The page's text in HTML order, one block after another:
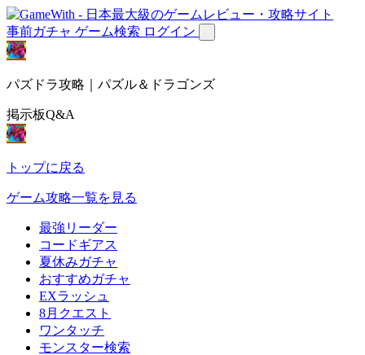
事前ガチャ ゲーム検索 ログイン
パズドラ攻略｜パズル＆ドラゴンズ
掲示板Q&A
トップに戻る
ゲーム攻略一覧を見る
最強リーダー
コードギアス
夏休みガチャ
おすすめガチャ
EXラッシュ
8月クエスト
ワンタッチ
モンスター検索